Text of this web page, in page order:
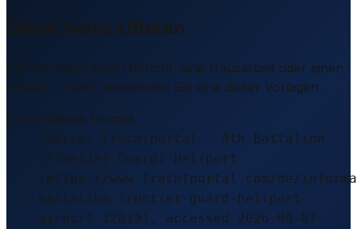
Diese Seite zitieren
Sie schreiben einen Bericht, eine Hausarbeit oder einen
LinkedIn-Post? Verwenden Sie eine dieser Vorlagen.
Empfohlenes Format
Source: Frachtportal – 4th Battalion
(Frontier Guard) Heliport
(https://www.frachtportal.com/de/
battalion-frontier-guard-heliport-
airport-12819), accessed 2026-08-07